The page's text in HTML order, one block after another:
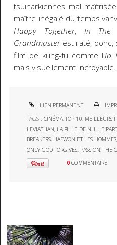
tsuiharkiennes mal
maître inégalé du temps
Happy Together, In The
Grandmasterest raté, donc,
film de kung-fu comme l'Ip
mais visuellement incroyable.
LIEN PERMANENT
TAGS :CINÉMA,TOP 10, MEILLEURS
LEVIATHAN, LA FILLE DE NULLE PART
BREAKERS, HAEWON ET LES HOMMES
ONLY GOD FORGIVES, PASSION,THE
0 COMMENTAIRE